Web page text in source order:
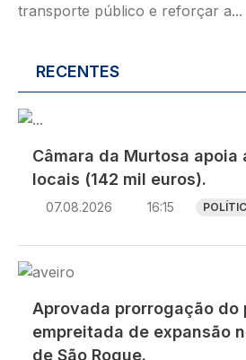
transporte público e reforçar a...
RECENTES
Imagem
Câmara da Murtosa apoia
locais (142 mil euros).
07.08.2026 16:15
Imagem
Aprovada prorrogação do
empreitada de expansão
de São Roque.